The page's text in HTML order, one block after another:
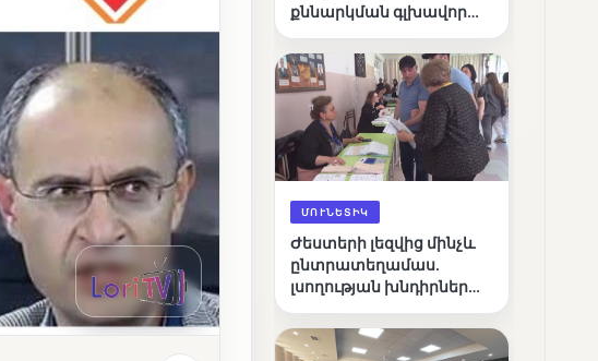
քննարկման գլխավոր
կառավարո՞ւմ, թե՞
քաղաքական նպատակ
ՄՈՒՆԵՏԻԿ
Ժեստերի լեզվից մինչև
ընտրատեղամաս.
լսողության խնդիրներ
ճանապարհը